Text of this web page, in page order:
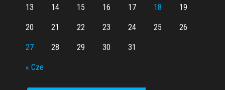
« Cze
13 14 15 16 17 18 19
20 21 22 23 24 25 26
27 28 29 30 31